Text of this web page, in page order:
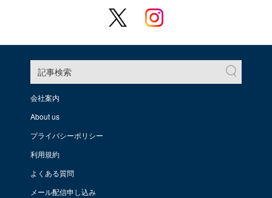
記事検索
会社案内
About us
プライバシーポリシー
利用規約
よくある質問
メール配信申し込み